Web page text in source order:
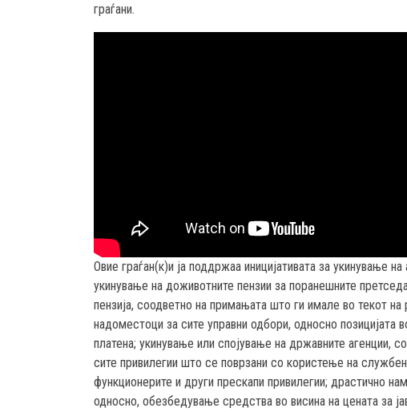
граѓани.
Овие граѓан(к)и ја поддржаа иницијативата за укинување
укинување на доживотните пензии за поранешните
пензија, соодветно на примањата што ги имале во текот на
надоместоци за сите управни одбори, односно позицијата
платена; укинување или спојување на државните агенции,
сите привилегии што се поврзани со користење на
функционерите и други прескапи привилегии; драстично
односно, обезбедување средства во висина на цената за